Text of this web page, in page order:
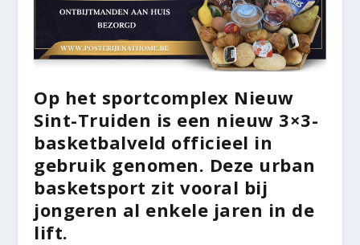
Op het sportcomplex Nieuw
Sint-Truiden is een nieuw 3×3-
basketbalveld officieel in
gebruik genomen. Deze urban
basketsport zit vooral bij
jongeren al enkele jaren in de
lift.